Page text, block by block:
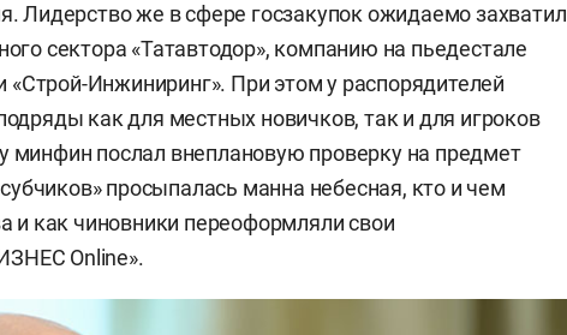
Лидерство же в сфере госзакупок ожидаемо захватил
сектора «Татавтодор», компанию на пьедестале
«Строй-Инжиниринг». При этом у распорядителей
как для местных новичков, так и для игроков
минфин послал внеплановую проверку на предмет
просыпалась манна небесная, кто и чем
и как чиновники переоформляли свои
Online».